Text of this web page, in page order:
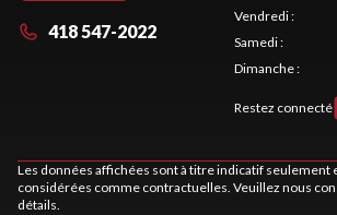
418 547-2022
Vendredi:
Samedi:
Dimanche:
Restez connecté
Les données affichées sont à titre indicatif seulement
considérées comme contractuelles. Veuillez nous
détails.